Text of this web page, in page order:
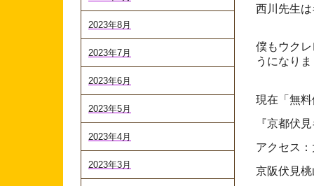
2023年8月
2023年7月
2023年6月
2023年5月
2023年4月
2023年3月
西川先生
僕もウク
うになり
現在「無
『京都伏
アクセス
京阪伏見